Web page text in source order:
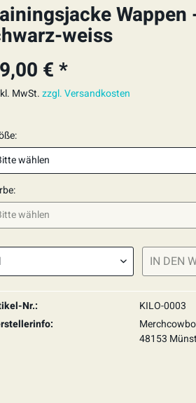
weiss
€ *
MwSt.zzgl. Versandkosten
IN DEN
Nr.:
KILO-0003
48153